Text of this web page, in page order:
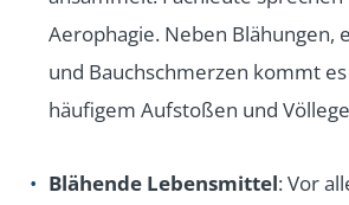
Aerophagie. Neben Blähungen,
und Bauchschmerzen kommt
häufigem Aufstoßen und
Blähende Lebensmittel: Vor